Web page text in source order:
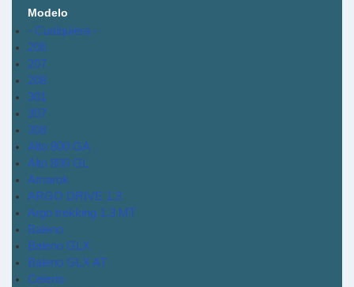
Modelo
- Cualquiera -
206
207
208
301
307
308
Alto 800 GA
Alto 800 GL
Amarok
ARGO DRIVE 1.3
Argo trekking 1.3 MT
Baleno
Baleno GLX
Baleno GLX AT
Celerio